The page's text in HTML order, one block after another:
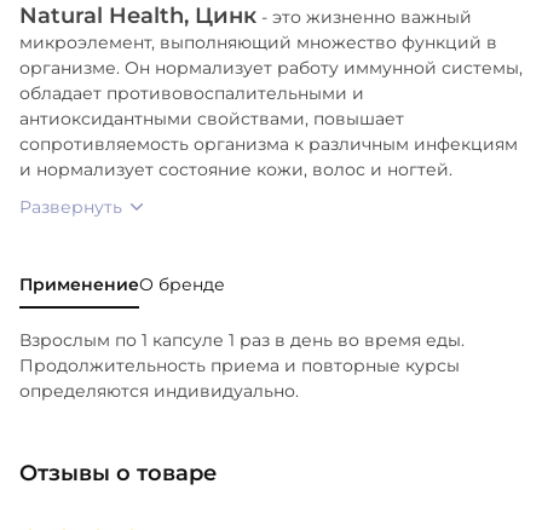
Natural Health, Цинк - это жизненно важный
микроэлемент, выполняющий множество функций в
организме. Он нормализует работу иммунной системы,
обладает противовоспалительными и
антиоксидантными свойствами, повышает
сопротивляемость организма к различным инфекциям
и нормализует состояние кожи, волос и ногтей.
Развернуть
ПрименениеО бренде
Взрослым по 1 капсуле 1 раз в день во время еды.
Продолжительность приема и повторные курсы
определяются индивидуально.
Отзывы о товаре